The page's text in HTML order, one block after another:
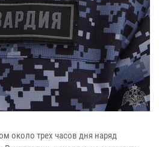
около трех часов дня наряд